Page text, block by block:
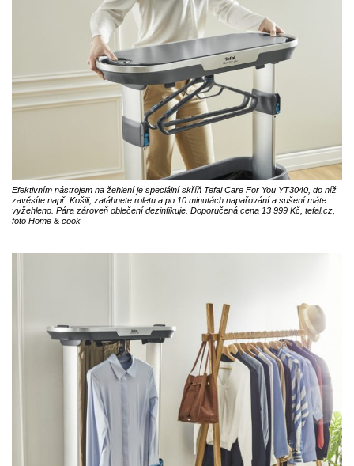
Efektivním nástrojem na žehlení je speciální skříň Tefal Care For You YT3040, do níž
zavěsíte např. Košili, zatáhnete roletu a po 10 minutách napařování a sušení máte
vyžehleno. Pára zároveň oblečení dezinfikuje. Doporučená cena 13 999 Kč, tefal.cz,
foto Home & cook